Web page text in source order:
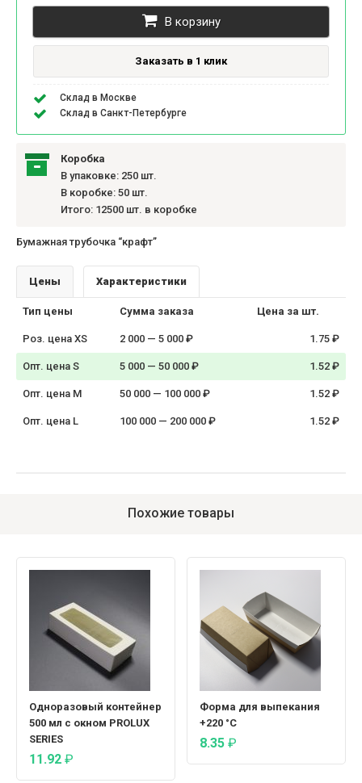
В корзину
Заказать в 1 клик
Склад в Москве
Склад в Санкт-Петербурге
Коробка
В упаковке: 250 шт.
В коробке: 50 шт.
Итого: 12500 шт. в коробке
Бумажная трубочка “крафт”
Цены Характеристики
Тип цены Сумма заказа Цена за шт.
Роз. цена XS 2 000 — 5 000 ₽ 1.75 ₽
Опт. цена S 5 000 — 50 000 ₽ 1.52 ₽
Опт. цена M 50 000 — 100 000 ₽ 1.52 ₽
Опт. цена L 100 000 — 200 000 ₽ 1.52 ₽
Похожие товары
Одноразовый контейнер
500 мл с окном PROLUX
SERIES
11.92 ₽
Форма для выпекания
+220 °C
8.35 ₽